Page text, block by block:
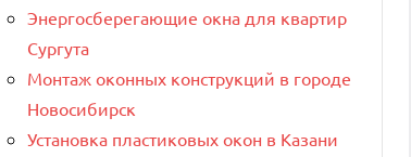
Энергосберегающие окна для квартир
Сургута
Монтаж оконных конструкций в городе
Новосибирск
Установка пластиковых окон в Казани